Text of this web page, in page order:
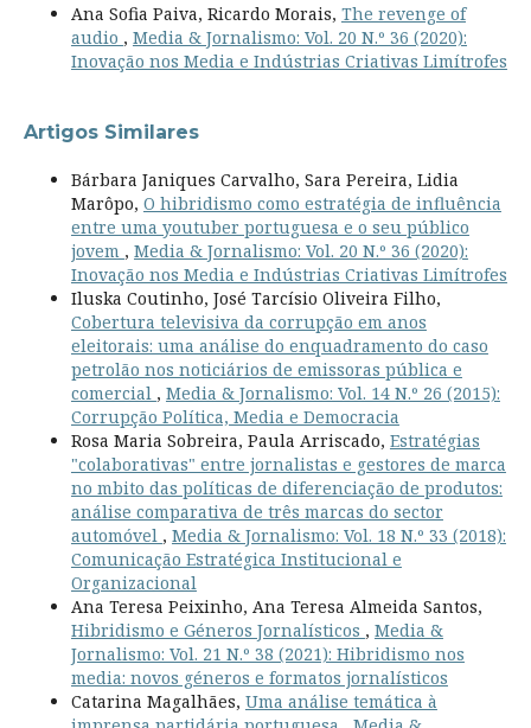
Ana Sofia Paiva, Ricardo Morais, The revenge of
audio , Media & Jornalismo: Vol. 20 N.º 36 (2020):
Inovação nos Media e Indústrias Criativas Limítrofes
Artigos Similares
Bárbara Janiques Carvalho, Sara Pereira, Lidia
Marôpo, O hibridismo como estratégia de influência
entre uma youtuber portuguesa e o seu público
jovem , Media & Jornalismo: Vol. 20 N.º 36 (2020):
Inovação nos Media e Indústrias Criativas Limítrofes
Iluska Coutinho, José Tarcísio Oliveira Filho,
Cobertura televisiva da corrupção em anos
eleitorais: uma análise do enquadramento do caso
petrolão nos noticiários de emissoras pública e
comercial , Media & Jornalismo: Vol. 14 N.º 26 (2015):
Corrupção Política, Media e Democracia
Rosa Maria Sobreira, Paula Arriscado, Estratégias
"colaborativas" entre jornalistas e gestores de marca
no mbito das políticas de diferenciação de produtos:
análise comparativa de três marcas do sector
automóvel , Media & Jornalismo: Vol. 18 N.º 33 (2018):
Comunicação Estratégica Institucional e
Organizacional
Ana Teresa Peixinho, Ana Teresa Almeida Santos,
Hibridismo e Géneros Jornalísticos , Media &
Jornalismo: Vol. 21 N.º 38 (2021): Hibridismo nos
media: novos géneros e formatos jornalísticos
Catarina Magalhães, Uma análise temática à